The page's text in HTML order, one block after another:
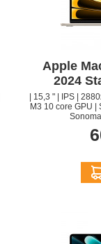
Apple
2024
| 15,3 " | IPS |
M3 10 core GPU |
Sonoma